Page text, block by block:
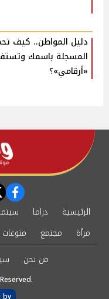
دليل المواطن.. كيف
المسجلة باسمك
«أرقامي»؟
الرئيسية دراما سينما
مرأة
مجتمع
منوعات
من نحن